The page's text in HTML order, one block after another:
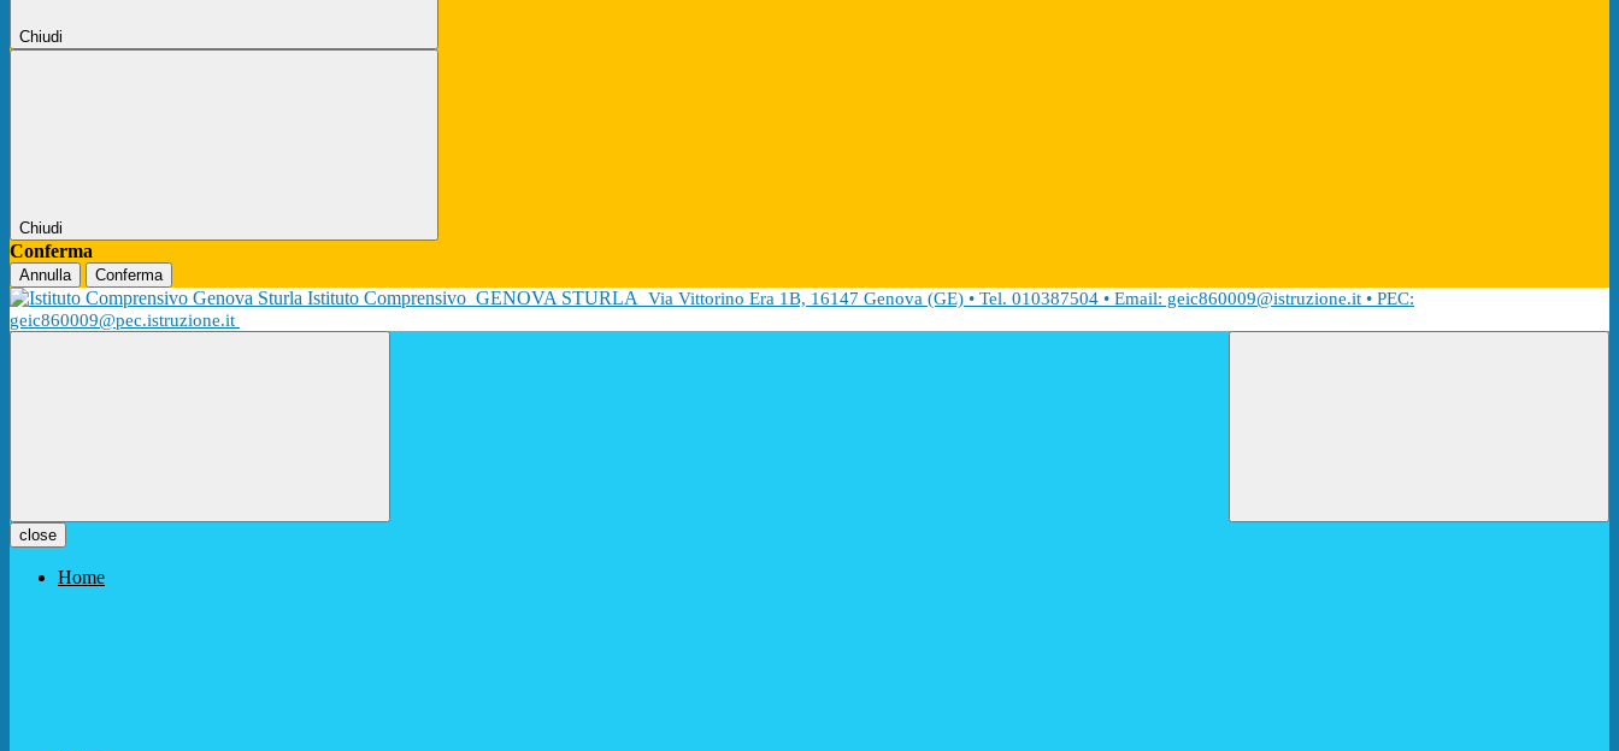
Chiudi
Chiudi
Conferma
Annulla Conferma
Istituto Comprensivo GENOVA STURLA
Via Vittorino Era 1B, 16147 Genova (GE) • Tel. 010387504 • Email: geic860009@istruzione.it • PEC:
geic860009@pec.istruzione.it
close
Home